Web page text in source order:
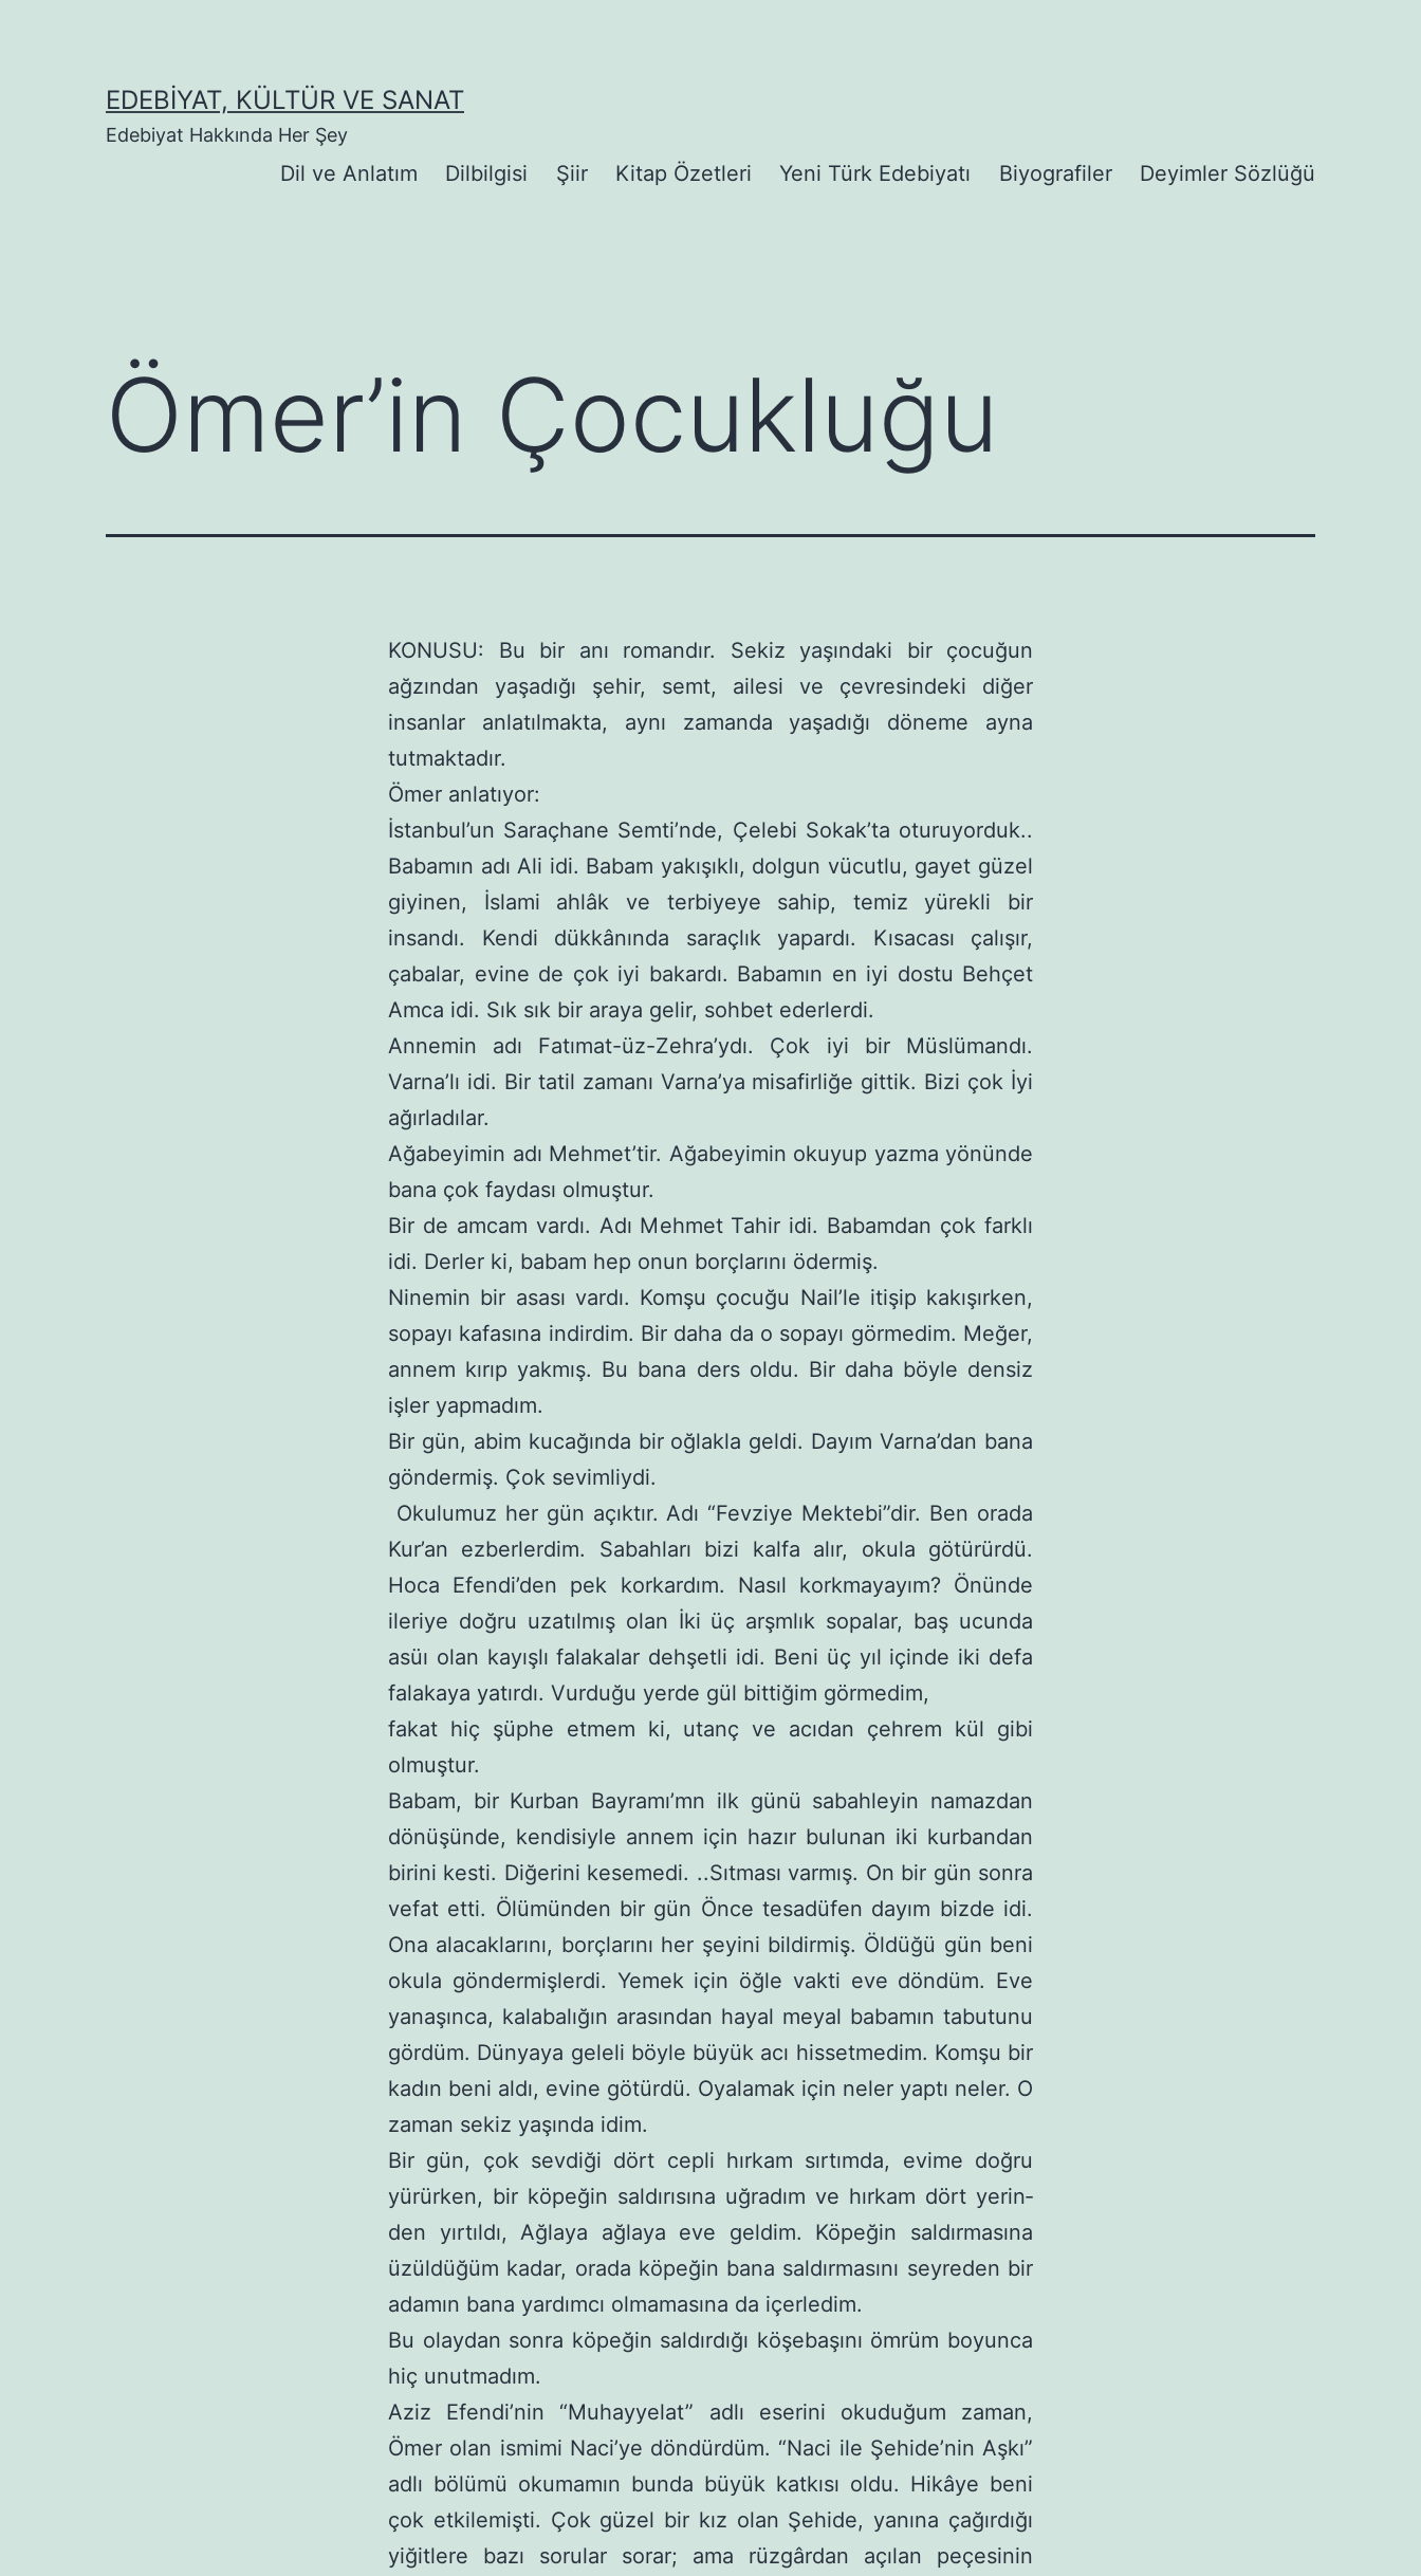
EDEBIYAT, KÜLTÜR VE SANAT
Edebiyat Hakkında Her Şey
Dil ve Anlatım Dilbilgisi Şiir Kitap Özetleri Yeni Türk Edebiyatı Biyografiler Deyimler Sözlüğü
Ömer’in Çocukluğu
KONUSU: Bu bir anı romandır. Sekiz yaşındaki bir çocuğun
ağzından yaşadığı şehir, semt, ailesi ve çevresindeki diğer
insanlar anlatılmakta, aynı zamanda yaşadığı döneme ayna
tutmaktadır.
Ömer anlatıyor:
İstanbul’un Saraçhane Semti’nde, Çelebi Sokak’ta oturuyor­duk..
Babamın adı Ali idi. Babam yakışıklı, dolgun vücutlu, gayet güzel
giyinen, İslami ahlâk ve terbiyeye sahip, temiz yürekli bir
insandı. Kendi dükkânında saraçlık yapardı. Kısacası çalışır,
çaba­lar, evine de çok iyi bakardı. Babamın en iyi dostu Behçet
Amca idi. Sık sık bir araya gelir, sohbet ederlerdi.
Annemin adı Fatımat-üz-Zehra’ydı. Çok iyi bir Müslümandı.
Varna’lı idi. Bir tatil zamanı Varna’ya misafirliğe gittik. Bizi çok İyi
ağırladılar.
Ağabeyimin adı Mehmet’tir. Ağabeyimin okuyup yazma yönünde
bana çok faydası olmuştur.
Bir de amcam vardı. Adı Mehmet Tahir idi. Babamdan çok farklı
idi. Derler ki, babam hep onun borçlarını ödermiş.
Ninemin bir asası vardı. Komşu çocuğu Nail’le itişip kakışır­ken,
sopayı kafasına indirdim. Bir daha da o sopayı görmedim. Meğer,
annem kırıp yakmış. Bu bana ders oldu. Bir daha böyle densiz
işler yapmadım.
Bir gün, abim kucağında bir oğlakla geldi. Dayım Varna’dan bana
göndermiş. Çok sevimliydi.
Okulumuz her gün açıktır. Adı “Fevziye Mektebi”dir. Ben orada
Kur’an ezberlerdim. Sabahları bizi kalfa alır, okula götü­rürdü.
Hoca Efendi’den pek korkardım. Nasıl korkmayayım? Önünde
ileriye doğru uzatılmış olan İki üç arşmlık sopalar, baş ucunda
asüı olan kayışlı falakalar dehşetli idi. Beni üç yıl içinde iki defa
falakaya yatırdı. Vurduğu yerde gül bittiğim görmedim,
fakat hiç şüphe etmem ki, utanç ve acıdan çehrem kül gibi
olmuş­tur.
Babam, bir Kurban Bayramı’mn ilk günü sabahleyin namaz­dan
dönüşünde, kendisiyle annem için hazır bulunan iki kurban­dan
birini kesti. Diğerini kesemedi. ..Sıtması varmış. On bir gün sonra
vefat etti. Ölümünden bir gün Önce tesadüfen dayım bizde idi.
Ona alacaklarını, borçlarını her şeyini bildirmiş. Öldüğü gün beni
okula göndermişlerdi. Yemek için öğle vakti eve döndüm. Eve
yanaşınca, kalabalığın arasından hayal meyal babamın tabu­tunu
gördüm. Dünyaya geleli böyle büyük acı hissetmedim. Komşu bir
kadın beni aldı, evine götürdü. Oyalamak için neler yaptı neler. O
zaman sekiz yaşında idim.
Bir gün, çok sevdiği dört cepli hırkam sırtımda, evime doğru
yürürken, bir köpeğin saldırısına uğradım ve hırkam dört yerin­
den yırtıldı, Ağlaya ağlaya eve geldim. Köpeğin saldırmasına
üzüldüğüm kadar, orada köpeğin bana saldırmasını seyreden bir
adamın bana yardımcı olmamasına da içerledim.
Bu olaydan sonra köpeğin saldırdığı köşebaşını ömrüm bo­yunca
hiç unutmadım.
Aziz Efendi’nin “Muhayyelat” adlı eserini okuduğum za­man,
Ömer olan ismimi Naci’ye döndürdüm. “Naci ile Şehide’nin Aşkı”
adlı bölümü okumamın bunda büyük katkısı oldu. Hikâye beni
çok etkilemişti. Çok güzel bir kız olan Şehide, yanına çağır­dığı
yiğitlere bazı sorular sorar; ama rüzgârdan açılan peçesinin